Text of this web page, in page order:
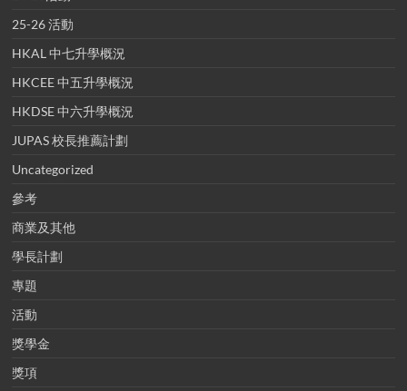
25-26 活動
HKAL 中七升學概況
HKCEE 中五升學概況
HKDSE 中六升學概況
JUPAS 校長推薦計劃
Uncategorized
參考
商業及其他
學長計劃
專題
活動
獎學金
獎項